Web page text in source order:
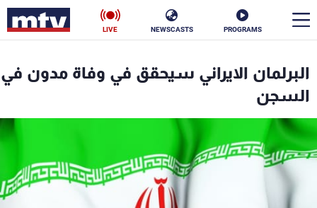
PROGRAMS
NEWSCASTS
LIVE
البرلمان الايراني سيحقق في وفاة مدون في
السجن
الأخبار
سياسة
إقتصاد فن
منوعات رياضة